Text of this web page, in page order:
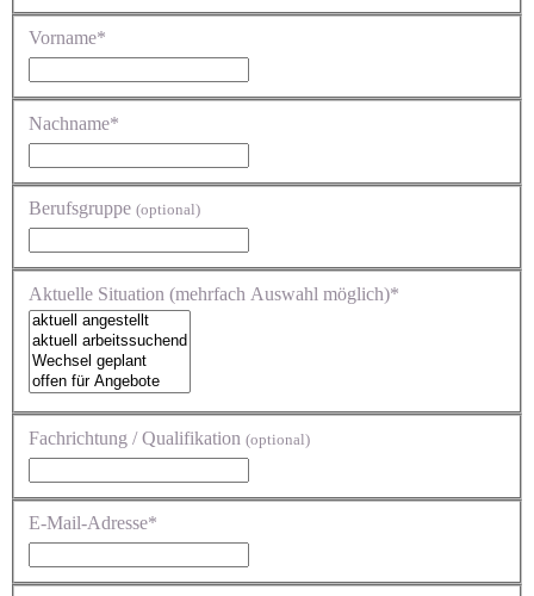
Vorname*
Nachname*
Berufsgruppe (optional)
Aktuelle Situation (mehrfach Auswahl möglich)*
Fachrichtung / Qualifikation (optional)
E-Mail-Adresse*